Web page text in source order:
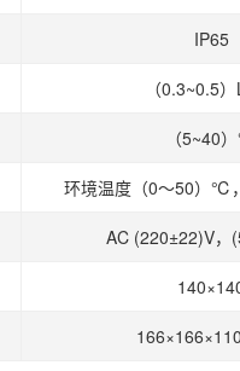
IP65
（0.3~0.5
（5~40
环境温度（0～50）℃
AC (220±22)V，